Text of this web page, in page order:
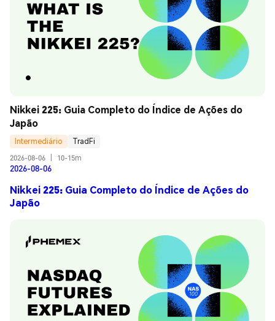
Nikkei 225: Guia Completo do Índice de Ações do
Japão
Intermediário
TradFi
2026-08-06
10-15m
2026-08-06
Nikkei 225: Guia Completo do Índice de Ações do
Japão